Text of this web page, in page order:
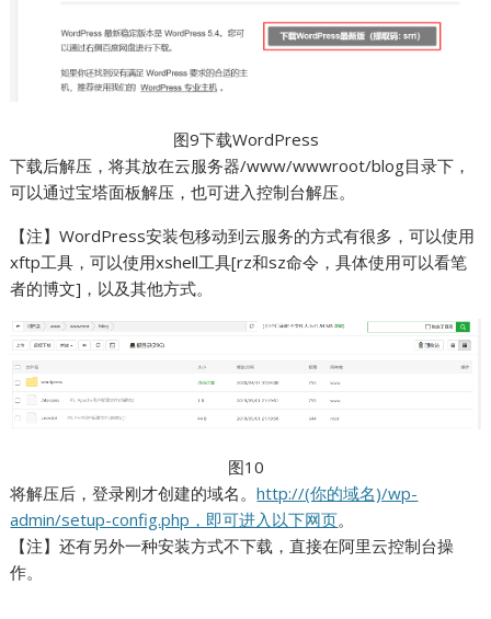
图9下载WordPress
下载后解压，将其放在云服务器/www/wwwroot/blog目录下，
可以通过宝塔面板解压，也可进入控制台解压。
【注】WordPress安装包移动到云服务的方式有很多，可以使用
xftp工具，可以使用xshell工具[rz和sz命令，具体使用可以看笔
者的博文]，以及其他方式。
图10
将解压后，登录刚才创建的域名。http://(你的域名)/wp-
admin/setup-config.php，即可进入以下网页。
【注】还有另外一种安装方式不下载，直接在阿里云控制台操
作。